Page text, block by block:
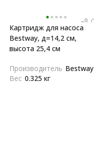
Картридж для насоса
Bestway, д=14,2 см,
высота 25,4 см
Производитель Bestway
Вес 0.325 кг